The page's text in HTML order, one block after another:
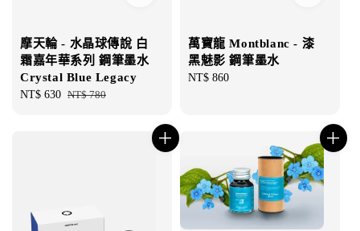
摩天輪 - 水晶球傳說 白
霜嘉年華系列 鋼筆墨水
Crystal Blue Legacy
Sale
NT$ 630 Regular
NT$ 780
萬寶龍 Montblanc - 漆
黑魅影 鋼筆墨水
Regular
NT$ 860